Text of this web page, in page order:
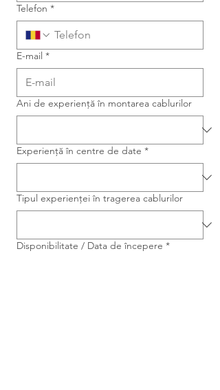
Telefon *
E-mail *
Ani de experiență în montarea cablurilor
Experiență în centre de date *
Tipul experienței în tragerea cablurilor
Disponibilitate / Data de începere *